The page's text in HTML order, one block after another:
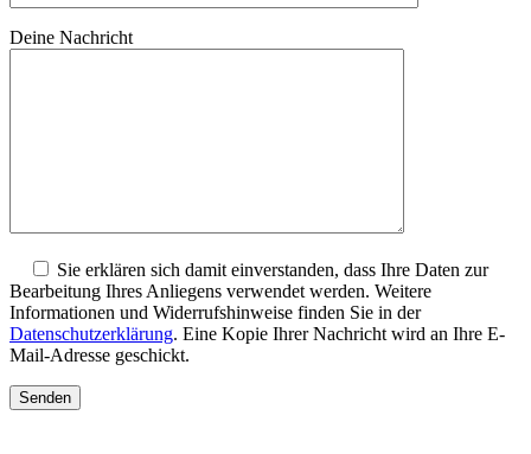
Deine Nachricht
Sie erklären sich damit einverstanden, dass Ihre Daten zur
Bearbeitung Ihres Anliegens verwendet werden. Weitere
Informationen und Widerrufshinweise finden Sie in der
Datenschutzerklärung. Eine Kopie Ihrer Nachricht wird an Ihre E-
Mail-Adresse geschickt.